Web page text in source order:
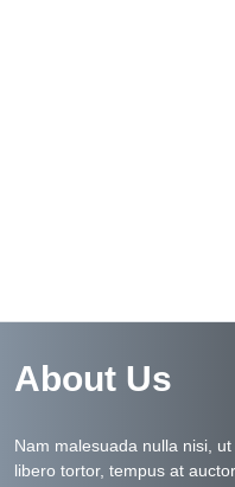
About Us
Nam malesuada nulla nisi,
libero tortor, tempus at